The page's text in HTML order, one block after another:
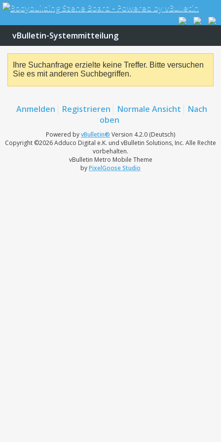
vBulletin-Systemmitteilung
Ihre Suchanfrage erzielte keine Treffer. Bitte versuchen
Sie es mit anderen Suchbegriffen.
Anmelden Registrieren Normale Ansicht
Nach
oben
Powered byvBulletin® Version 4.2.0 (Deutsch)
Copyright ©2026 Adduco Digital e.K. und vBulletin Solutions, Inc. Alle Rechte
vorbehalten.
vBulletin Metro Mobile Theme
byPixelGoose Studio